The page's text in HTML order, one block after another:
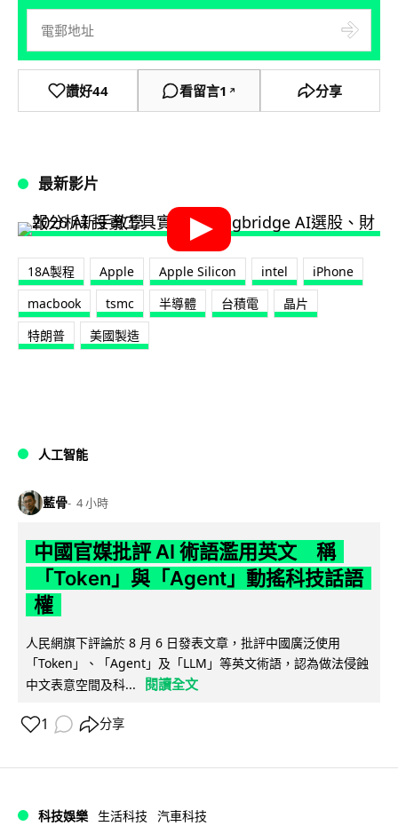
讚好44 看留言1 ↗ 分享
最新影片
18A製程 Apple Apple Silicon intel
iPhone
macbook
tsmc 半導體 台積電
晶片
特朗普
美國製造
人工智能
藍骨 4 小時
中國官媒批評 AI 術語濫用英文 稱
「Token」與「Agent」動搖科技話語
權
人民網旗下評論於 8 月 6 日發表文章，批評中國廣泛使用
「Token」、「Agent」及「LLM」等英文術語，認為做法侵蝕
中文表意空間及科...
閱讀全文
1 分享
科技娛樂 生活科技 汽車科技